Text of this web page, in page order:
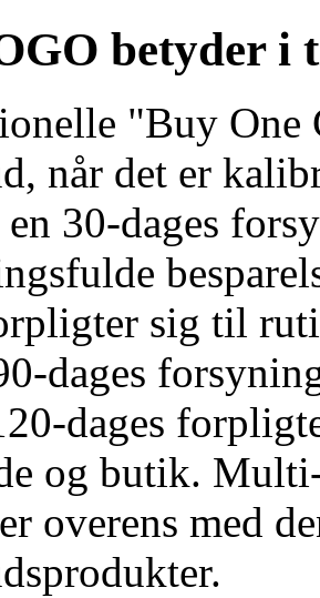
betyder i
"Buy One
når det er
30-dages
sig til
dages
dages
og butik.
overens med